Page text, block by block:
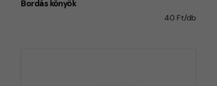
Bordás könyök
40 Ft/db